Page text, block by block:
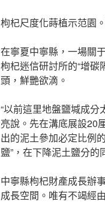
枸杞尺度化蒔植示范園
在寧夏中寧縣，一場關
枸杞迷信研討所的“增
頭，鮮艷欲滴。
“以前這里地盤鹽堿成
亮說。先在溝底展設20
出的泥土參加必定比例
鹽”，在下降泥土鹽分
中寧縣枸杞財產成長辦
成長空間。唯有不竭經